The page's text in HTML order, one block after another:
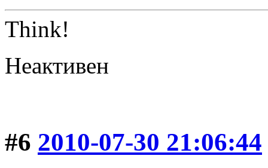
Think!
Неактивен
#6 2010-07-30 21:06:44